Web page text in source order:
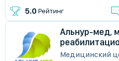
5.0 Рейтинг
Альнур-мед,
Медицинский